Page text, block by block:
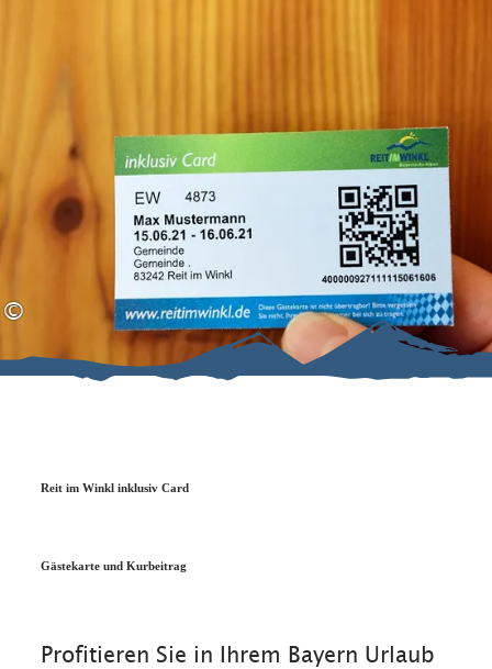
©
Reit im Winkl inklusiv Card
Gästekarte und Kurbeitrag
Profitieren Sie in Ihrem Bayern Urlaub